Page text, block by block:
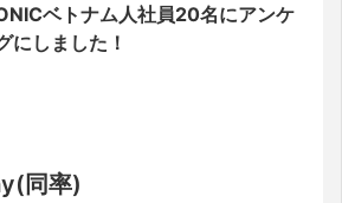
ベトナム人社員20名にアンケ
にしました！
同率)